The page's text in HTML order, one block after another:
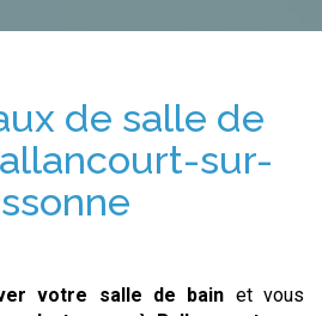
de salle de
sur-
votre salle de bain et vous